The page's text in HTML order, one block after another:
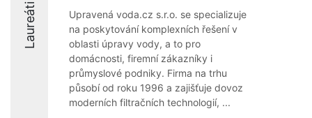
Laureáti
Upravená voda.cz s.r.o. se specializuje
na poskytování komplexních řešení v
oblasti úpravy vody, a to pro
domácnosti, firemní zákazníky i
průmyslové podniky. Firma na trhu
působí od roku 1996 a zajišťuje dovoz
moderních filtračních technologií, ...